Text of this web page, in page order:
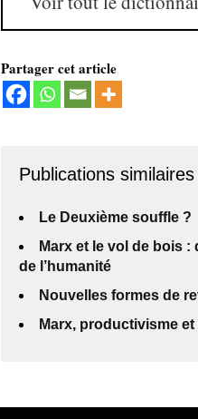
Partager cet article
Publications similaires
Le Deuxième souffle ?
Marx et le vol de bois
de l’humanité
Nouvelles formes de
Marx, productivisme